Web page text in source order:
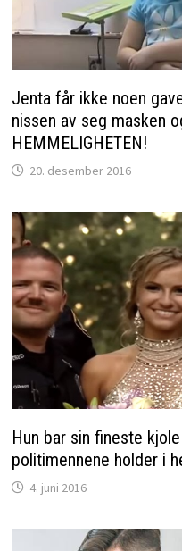
Jenta får ikke noen
nissen av seg masken
HEMMELIGHETEN!
20. desember 2016
Hun bar sin fineste
politimennene holder i
4. juni 2016